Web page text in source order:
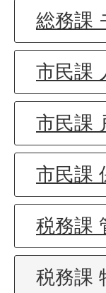
総務課
市民課
市民課
市民課
税務課
税務課